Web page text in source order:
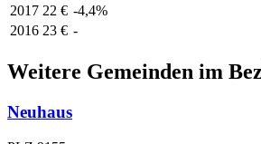
2017 22 € -4,4%
2016 23 € -
Weitere Gemeinden im
Neuhaus